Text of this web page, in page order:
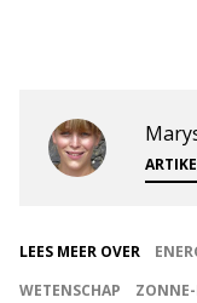
LEES MEER OVER
WETENSCHAP
ZONNE-